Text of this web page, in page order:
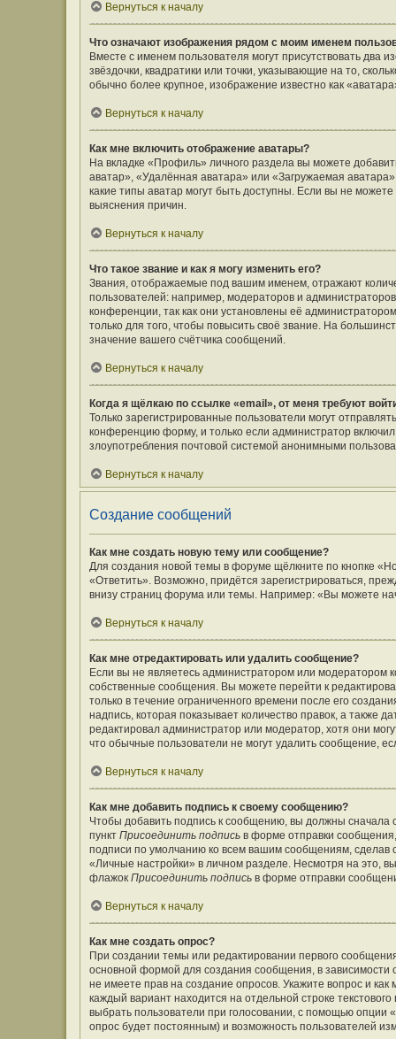
Вернуться к началу
Что означают изображения рядом с моим именем
Вместе с именем пользователя могут присутствовать
звёздочки, квадратики или точки, указывающие на то,
обычно более крупное, изображение известно как
Вернуться к началу
Как мне включить отображение аватары?
На вкладке «Профиль» личного раздела вы можете
аватар», «Удалённая аватара» или «Загружаемая
какие типы аватар могут быть доступны. Если вы не
выяснения причин.
Вернуться к началу
Что такое звание и как я могу изменить его?
Звания, отображаемые под вашим именем, отражают
пользователей: например, модераторов и
конференции, так как они установлены её
только для того, чтобы повысить своё звание. На
значение вашего счётчика сообщений.
Вернуться к началу
Когда я щёлкаю по ссылке «email», от меня требуют
Только зарегистрированные пользователи могут
конференцию форму, и только если администратор
злоупотребления почтовой системой анонимными
Вернуться к началу
Создание сообщений
Как мне создать новую тему или сообщение?
Для создания новой темы в форуме щёлкните по кнопке
«Ответить». Возможно, придётся зарегистрироваться,
внизу страниц форума или темы. Например: «Вы можете
Вернуться к началу
Как мне отредактировать или удалить сообщение?
Если вы не являетесь администратором или модератором
собственные сообщения. Вы можете перейти к
только в течение ограниченного времени после его
надпись, которая показывает количество правок, а также
редактировал администратор или модератор, хотя они
что обычные пользователи не могут удалить сообщение,
Вернуться к началу
Как мне добавить подпись к своему сообщению?
Чтобы добавить подпись к сообщению, вы должны сначала
пункт Присоединить подпись в форме отправки
подписи по умолчанию ко всем вашим сообщениям,
«Личные настройки» в личном разделе. Несмотря на это,
флажок Присоединить подпись в форме отправки
Вернуться к началу
Как мне создать опрос?
При создании темы или редактировании первого
основной формой для создания сообщения, в зависимости
не имеете прав на создание опросов. Укажите вопрос и
каждый вариант находится на отдельной строке
выбрать пользователи при голосовании, с помощью опции
опрос будет постоянным) и возможность пользователей